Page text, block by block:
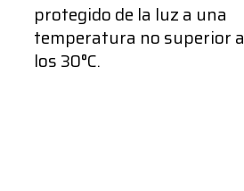
protegido de la luz a una
temperatura no superior a
los 30°C.